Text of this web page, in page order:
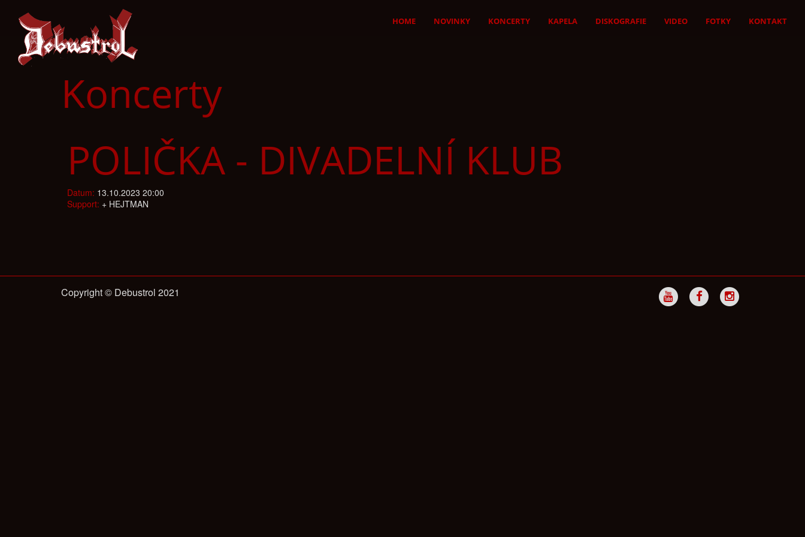
HOME NOVINKY KONCERTY KAPELA DISKOGRAFIE VIDEO FOTKY KONTAKT
Koncerty
POLIČKA - DIVADELNÍ KLUB
Datum: 13.10.2023 20:00
Support: + HEJTMAN
Copyright © Debustrol 2021